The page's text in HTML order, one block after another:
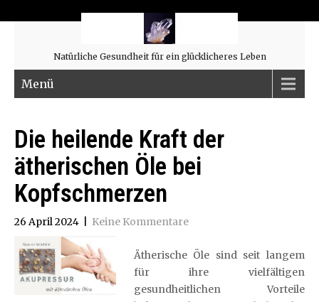
Natürliche Gesundheit für ein glücklicheres Leben
Menü
Die heilende Kraft der
ätherischen Öle bei
Kopfschmerzen
26 April 2024 Keine Kommentare
Ätherische Öle sind seit langem
für ihre vielfältigen
gesundheitlichen Vorteile